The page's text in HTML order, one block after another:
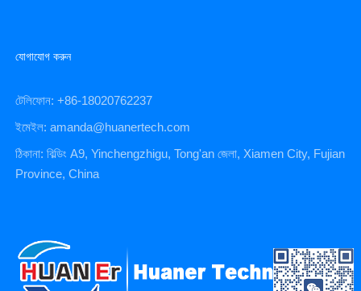
যোগাযোগ করুন
টেলিফোন: +86-18020762237
ইমেইল: amanda@huanertech.com
ঠিকানা: বিল্ডিং A9, Yinchengzhigu, Tong'an জেলা, Xiamen City, Fujian
Province, China